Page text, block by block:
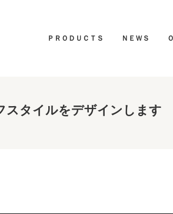
ＰＲＯＤＵＣＴＳ ＮＥＷＳ
スタイルをデザインします